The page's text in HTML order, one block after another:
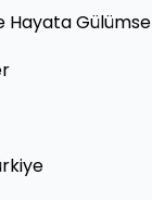
Hayata Gülümse